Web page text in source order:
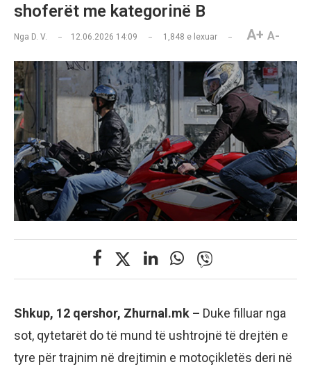
shoferët me kategorinë B
Nga D. V. 12.06.2026 14:09 1,848 e lexuar A+ A-
Shkup, 12 qershor, Zhurnal.mk – Duke filluar nga
sot, qytetarët do të mund të ushtrojnë të drejtën e
tyre për trajnim në drejtimin e motoçikletës deri në